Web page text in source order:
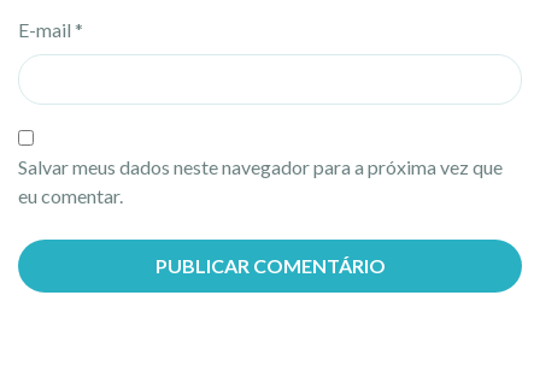
E-mail *
Salvar meus dados neste navegador para a próxima vez que
eu comentar.